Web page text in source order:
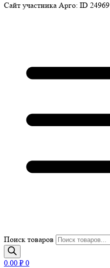
Сайт участника Арго: ID 24969
Поиск товаров
0.00 ₽ 0